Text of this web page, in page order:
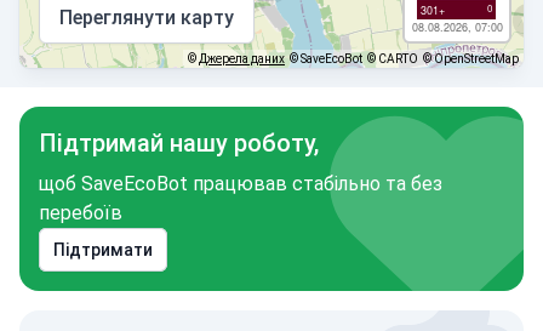
301+ 0
08.08.2026, 07:00
Переглянути карту
© Джерела даних © SaveEcoBot © CARTO © OpenStreetMap
Підтримай нашу роботу,
щоб SaveEcoBot працював стабільно та без
перебоїв
Підтримати